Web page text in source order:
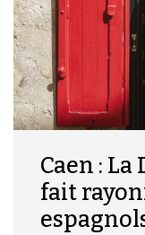
Caen :
fait